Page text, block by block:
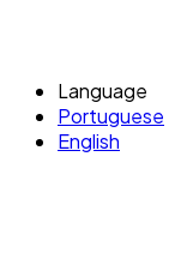
Language
Portuguese
English